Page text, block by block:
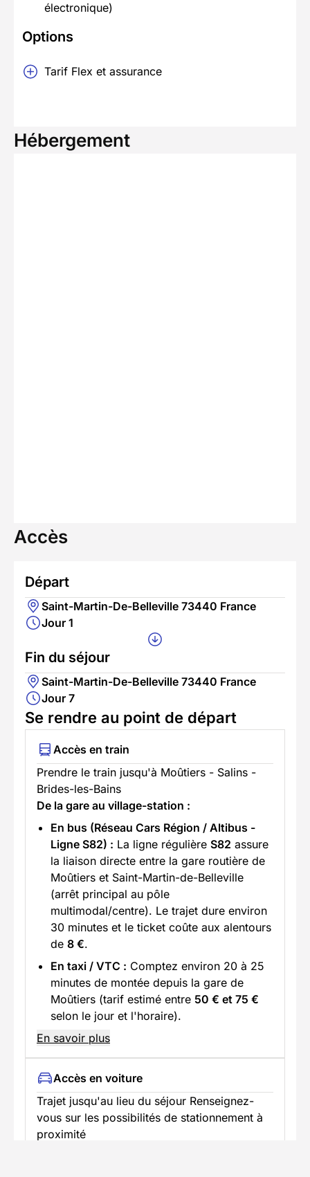
électronique)
Options
Tarif Flex et assurance
Hébergement
Accès
Départ
Saint-Martin-De-Belleville 73440 France
Jour 1
Fin du séjour
Saint-Martin-De-Belleville 73440 France
Jour 7
Se rendre au point de départ
Accès en train
Prendre le train jusqu'à Moûtiers - Salins -
Brides-les-Bains
De la gare au village-station :
En bus (Réseau Cars Région / Altibus -
Ligne S82) : La ligne régulière S82 assure
la liaison directe entre la gare routière de
Moûtiers et Saint-Martin-de-Belleville
(arrêt principal au pôle
multimodal/centre). Le trajet dure environ
30 minutes et le ticket coûte aux alentours
de 8 €.
En taxi / VTC : Comptez environ 20 à 25
minutes de montée depuis la gare de
Moûtiers (tarif estimé entre 50 € et 75 €
selon le jour et l'horaire).
En savoir plus
Accès en voiture
Trajet jusqu'au lieu du séjour Renseignez-
vous sur les possibilités de stationnement à
proximité